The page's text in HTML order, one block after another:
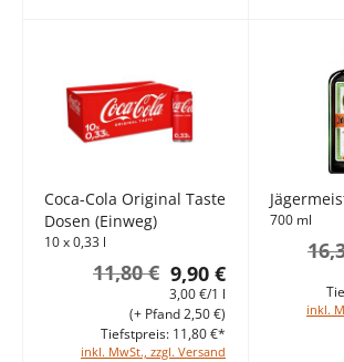
Coca-Cola Original Taste
Dosen (Einweg)
10 x 0,33 l
9,90 €
11,80 €
3,00 €/1 l
inkl. MwSt., zzgl. Versand
(+ Pfand 2,50 €)
Tiefstpreis: 11,80 €*
700 ml
inkl.